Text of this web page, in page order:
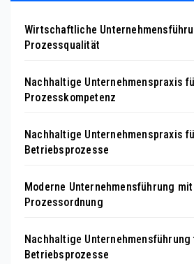
Wirtschaftliche
Prozessqualität
Nachhaltige Unternehmenspraxis
Prozesskompetenz
Nachhaltige Unternehmenspraxis
Betriebsprozesse
Moderne Unternehmensführung
Prozessordnung
Nachhaltige
Betriebsprozesse